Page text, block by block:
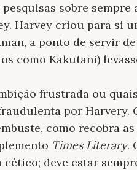
sobre sempre
Harvey criou para si
a ponto de servir
como Kakutani)
frustrada ou
por Harvery.
como recobra
Times Literary.
deve estar